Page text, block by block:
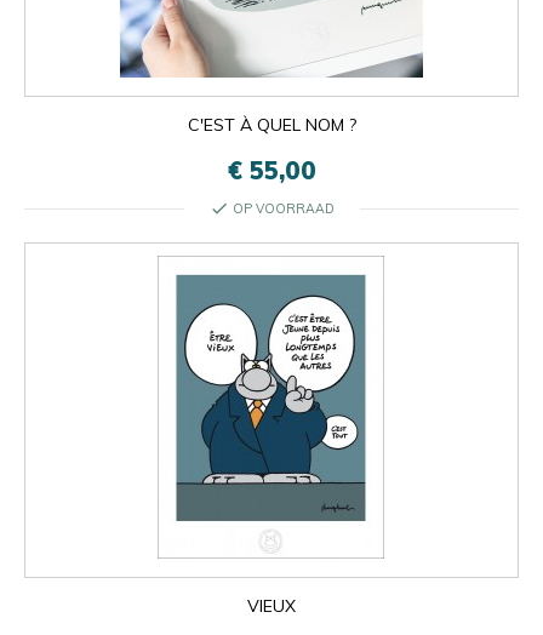
C'EST À QUEL NOM ?
€ 55,00
check OP VOORRAAD
VIEUX